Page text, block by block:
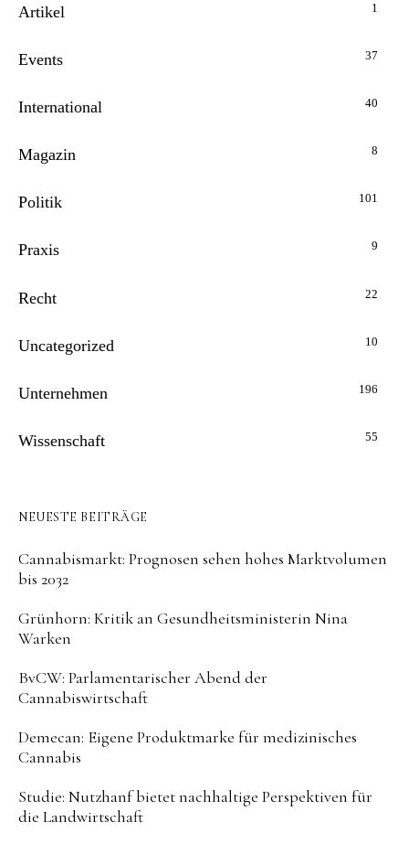
Artikel 1
Events 37
International 40
Magazin 8
Politik 101
Praxis 9
Recht 22
Uncategorized 10
Unternehmen 196
Wissenschaft 55
NEUESTE BEITRÄGE
Cannabismarkt: Prognosen sehen hohes Marktvolumen
bis 2032
Grünhorn: Kritik an Gesundheitsministerin Nina
Warken
BvCW: Parlamentarischer Abend der
Cannabiswirtschaft
Demecan: Eigene Produktmarke für medizinisches
Cannabis
Studie: Nutzhanf bietet nachhaltige Perspektiven für
die Landwirtschaft